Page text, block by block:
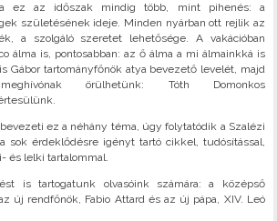
ez az időszak mindig több, mint pihenés: a
születé­sének ideje. Minden nyárban ott rejlik az
a szolgáló szeretet lehetősége. A vakációban
álma is, pontosabban: az ő álma a mi álmainkká is
Gábor tartományfőnök atya bevezető levelét, majd
örülhetünk: Tóth Domonkos
ez a néhány téma, úgy folytatódik a Szalézi
sok érdeklődésre igényt tartó cikkel, tudósítással,
és lelki tartalommal.
is tartogatunk olvasóink számára: a középső
új rendfőnök, Fabio Attard és az új pápa, XIV. Leó